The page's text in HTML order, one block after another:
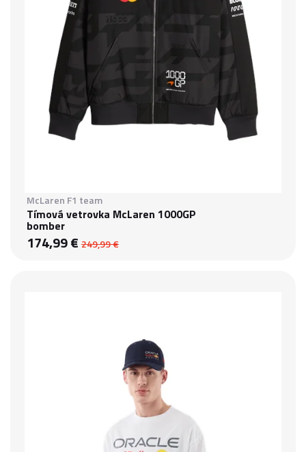
McLaren F1 team
Tímová vetrovka McLaren 1000GP
bomber
174,99 € 249,99 €